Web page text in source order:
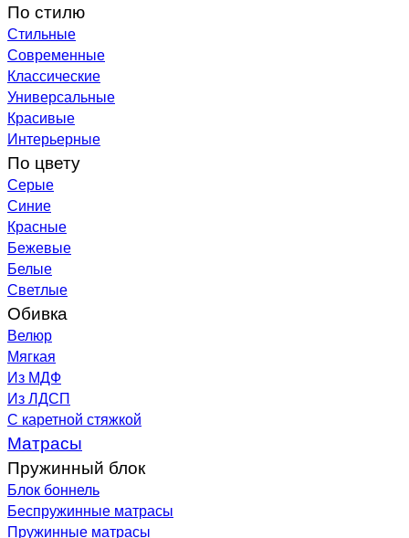
По стилю
Стильные
Современные
Классические
Универсальные
Красивые
Интерьерные
По цвету
Серые
Синие
Красные
Бежевые
Белые
Светлые
Обивка
Велюр
Мягкая
Из МДФ
Из ЛДСП
С каретной стяжкой
Матрасы
Пружинный блок
Блок боннель
Беспружинные матрасы
Пружинные матрасы